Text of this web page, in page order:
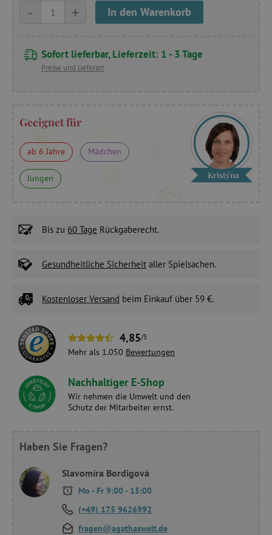
+
- In den Warenkorb
Sofort lieferbar, Lieferzeit: 1 - 3 Tage
Preise und lieferart
Geeignet für
ab 6 Jahre Mädchen
Jungen Kristýna
Bis zu 60 Tage Rückgaberecht.
Gesundheitliche Sicherheit aller Spielsachen.
Kostenloser Versand beim Einkauf über 59 €.
4,85/5
Mehr als 1.050 Bewertungen
Nachhaltiger E-Shop
Wir nehmen die Umwelt und den
Schutz der Mitarbeiter ernst.
Haben Sie Fragen?
Slavomíra Bordigová
Mo - Fr 9:00 - 15:00
(+49) 175 9626992
fragen@agathaswelt.de